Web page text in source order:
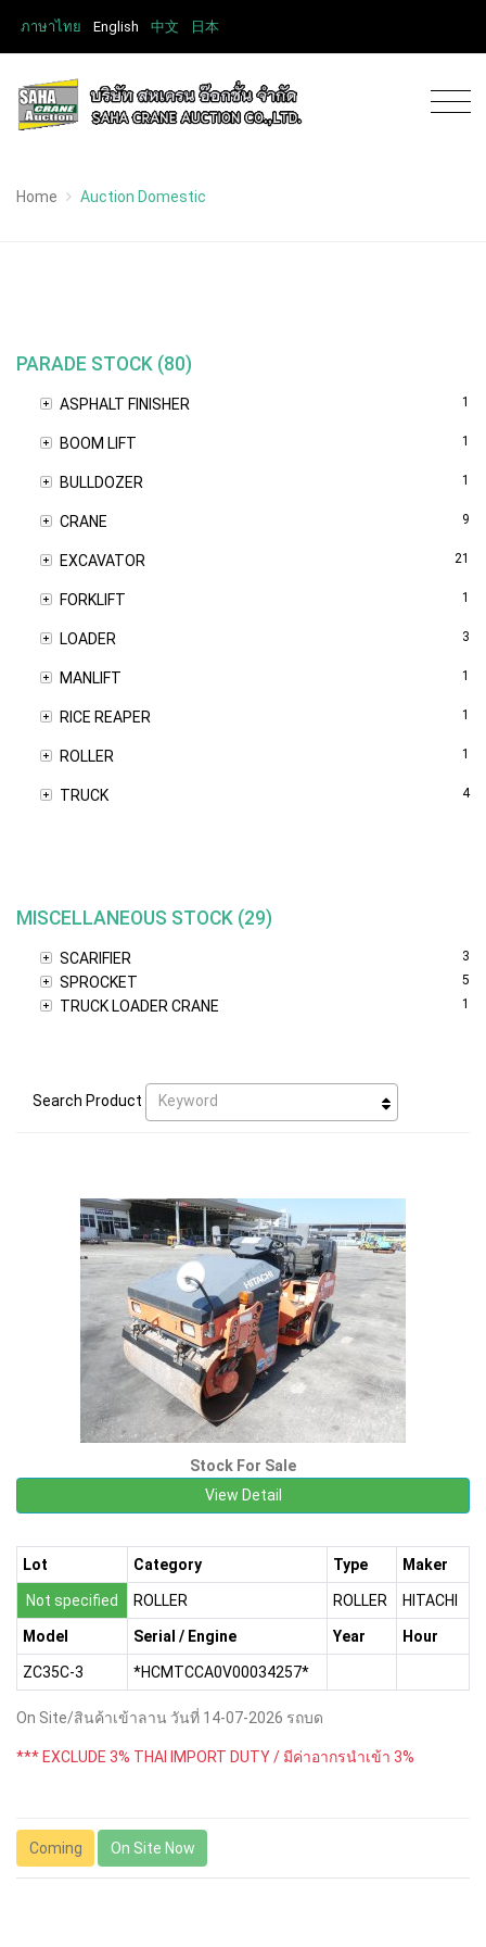
ภาษาไทย English 中文 日本
Home Auction Domestic
PARADE STOCK (80)
ASPHALT FINISHER 1
BOOM LIFT 1
BULLDOZER 1
CRANE 9
EXCAVATOR 21
FORKLIFT 1
LOADER 3
MANLIFT 1
RICE REAPER 1
ROLLER 1
TRUCK 4
MISCELLANEOUS STOCK (29)
SCARIFIER 3
SPROCKET 5
TRUCK LOADER CRANE 1
Search Product Keyword
Stock For Sale
View Detail
Lot Category Type Maker
Not specified ROLLER ROLLER HITACHI
Model Serial / Engine Year Hour
ZC35C-3 *HCMTCCA0V00034257*
On Site/สินค้าเข้าลาน วันที่ 14-07-2026 รถบด
*** EXCLUDE 3% THAI IMPORT DUTY / มีค่าอากรนำเข้า 3%
Coming On Site Now